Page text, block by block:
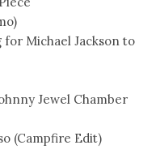
for Michael Jackson to
Jewel Chamber
(Campfire Edit)